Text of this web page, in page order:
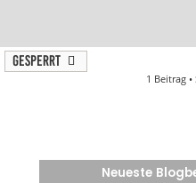
Gesperrt
1 Beitrag •
Neueste